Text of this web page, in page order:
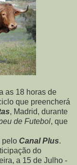
as 18 horas de
que preencherá
, Madrid, durante
de Futebol, que
pelo Canal Plus.
do
a 15 de Julho -